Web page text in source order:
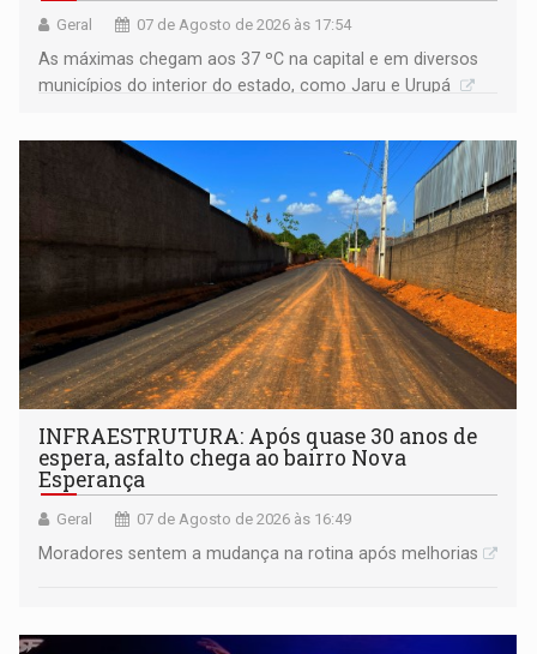
Geral 07 de Agosto de 2026 às 17:54
As máximas chegam aos 37 ºC na capital e em diversos
municípios do interior do estado, como Jaru e Urupá
INFRAESTRUTURA: Após quase 30 anos de
espera, asfalto chega ao bairro Nova
Esperança
Geral 07 de Agosto de 2026 às 16:49
Moradores sentem a mudança na rotina após melhorias